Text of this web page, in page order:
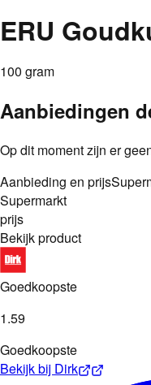
ERU
100 gram
Aanbiedingen
Op dit moment zijn er
Aanbieding en prijs
Supermarkt
prijs
Bekijk product
Goedkoopste
1.59
Goedkoopste
Bekijk bij Dirk